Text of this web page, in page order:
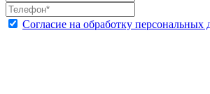
Согласие на обработку персональных